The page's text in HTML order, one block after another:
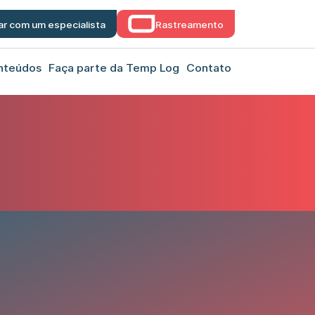
com um especialista Rastreamento
Faça parte da Temp Log Contato